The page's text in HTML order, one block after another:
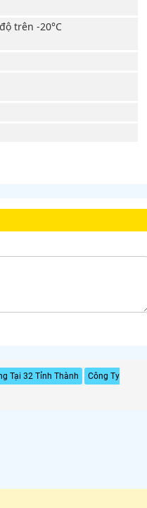
trên -20°C
Tại 32 Tỉnh Thành
Công Ty